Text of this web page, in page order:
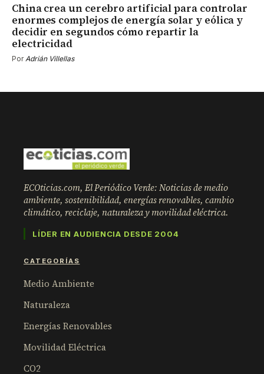
China crea un cerebro artificial para controlar
enormes complejos de energía solar y eólica y
decidir en segundos cómo repartir la
electricidad
Por Adrián Villellas
ECOticias.com, El Periódico Verde: Noticias de medio
ambiente, sostenibilidad, energías renovables, cambio
climático, reciclaje, naturaleza y movilidad eléctrica.
LÍDER EN AUDIENCIA DESDE 2004
CATEGORÍAS
Medio Ambiente
Naturaleza
Energías Renovables
Movilidad Eléctrica
CO2